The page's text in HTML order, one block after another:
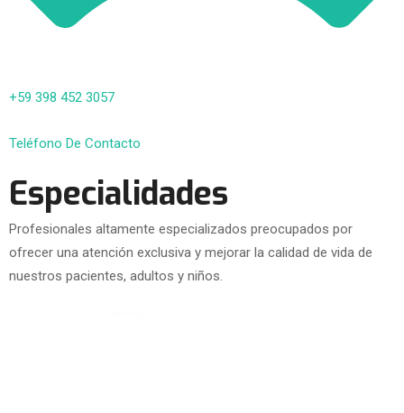
+59 398 452 3057
Teléfono De Contacto
Especialidades
Profesionales altamente especializados preocupados por
ofrecer una atención exclusiva y mejorar la calidad de vida de
nuestros pacientes, adultos y niños.